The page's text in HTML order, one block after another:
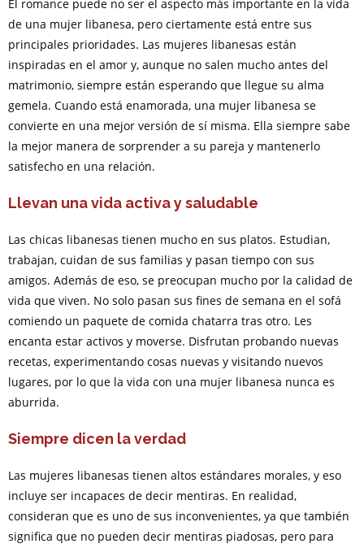
El romance puede no ser el aspecto más importante en la vida
de una mujer libanesa, pero ciertamente está entre sus
principales prioridades. Las mujeres libanesas están
inspiradas en el amor y, aunque no salen mucho antes del
matrimonio, siempre están esperando que llegue su alma
gemela. Cuando está enamorada, una mujer libanesa se
convierte en una mejor versión de sí misma. Ella siempre sabe
la mejor manera de sorprender a su pareja y mantenerlo
satisfecho en una relación.
Llevan una vida activa y saludable
Las chicas libanesas tienen mucho en sus platos. Estudian,
trabajan, cuidan de sus familias y pasan tiempo con sus
amigos. Además de eso, se preocupan mucho por la calidad de
vida que viven. No solo pasan sus fines de semana en el sofá
comiendo un paquete de comida chatarra tras otro. Les
encanta estar activos y moverse. Disfrutan probando nuevas
recetas, experimentando cosas nuevas y visitando nuevos
lugares, por lo que la vida con una mujer libanesa nunca es
aburrida.
Siempre dicen la verdad
Las mujeres libanesas tienen altos estándares morales, y eso
incluye ser incapaces de decir mentiras. En realidad,
consideran que es uno de sus inconvenientes, ya que también
significa que no pueden decir mentiras piadosas, pero para